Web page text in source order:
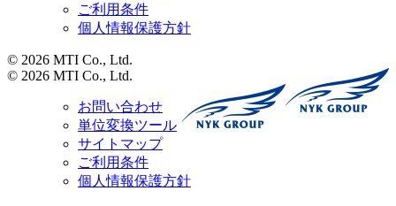
ご利用条件
個人情報保護方針
© 2026 MTI Co., Ltd.
© 2026 MTI Co., Ltd.
お問い合わせ
単位変換ツール
サイトマップ
ご利用条件
個人情報保護方針